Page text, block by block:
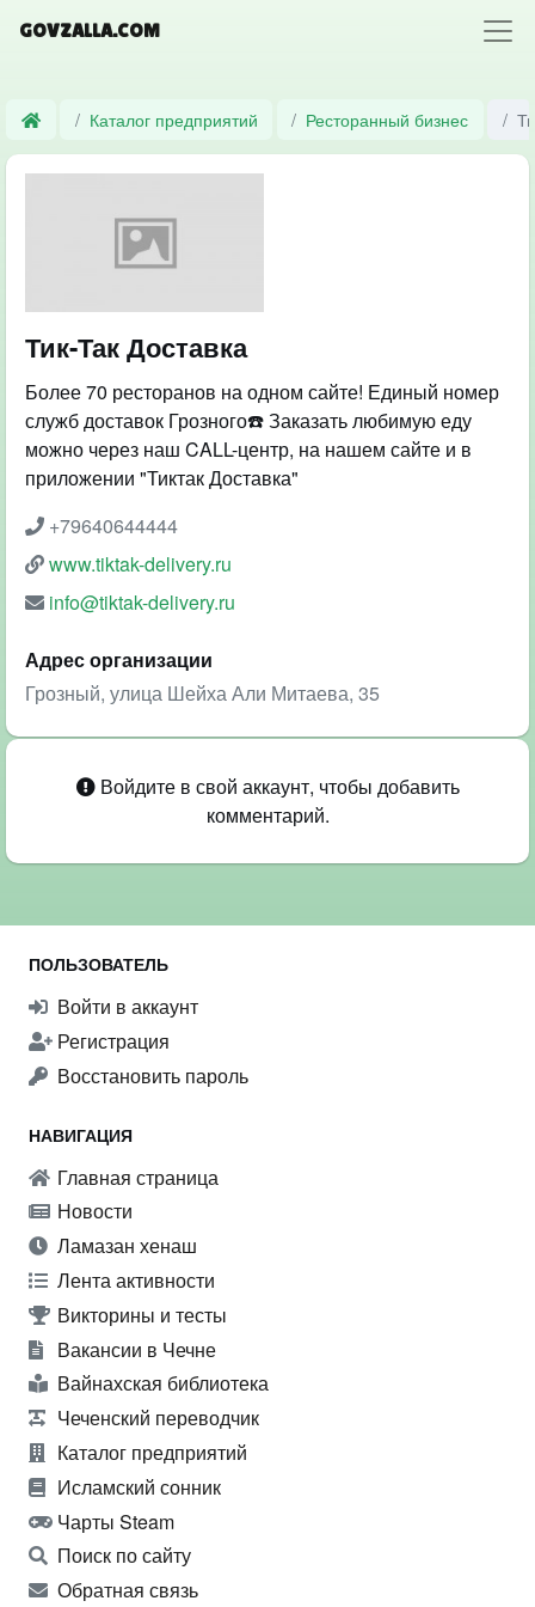
GOVZALLA.COM
Каталог предприятий Ресторанный бизнес
Тик-Так Доставка
Более 70 ресторанов на одном сайте! Единый номер
служб доставок Грозного☎️ Заказать любимую еду
можно через наш CALL-центр, на нашем сайте и в
приложении "Тиктак Доставка"
+79640644444
www.tiktak-delivery.ru
info@tiktak-delivery.ru
Адрес организации
Грозный, улица Шейха Али Митаева, 35
Войдите в свой аккаунт, чтобы добавить
комментарий.
ПОЛЬЗОВАТЕЛЬ
Войти в аккаунт
Регистрация
Восстановить пароль
НАВИГАЦИЯ
Главная страница
Новости
Ламазан хенаш
Лента активности
Викторины и тесты
Вакансии в Чечне
Вайнахская библиотека
Чеченский переводчик
Каталог предприятий
Исламский сонник
Чарты Steam
Поиск по сайту
Обратная связь